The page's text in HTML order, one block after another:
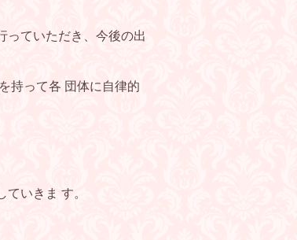
っていただき、今後の出
持って各 団体に自律的
いきま す。